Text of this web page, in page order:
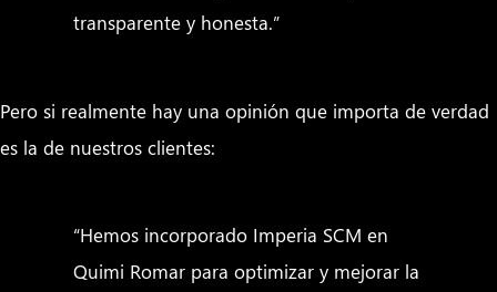
transparente y honesta.”
Pero si realmente hay una opinión que importa de verdad
es la de nuestros clientes:
“Hemos incorporado Imperia SCM en
Quimi Romar para optimizar y mejorar la